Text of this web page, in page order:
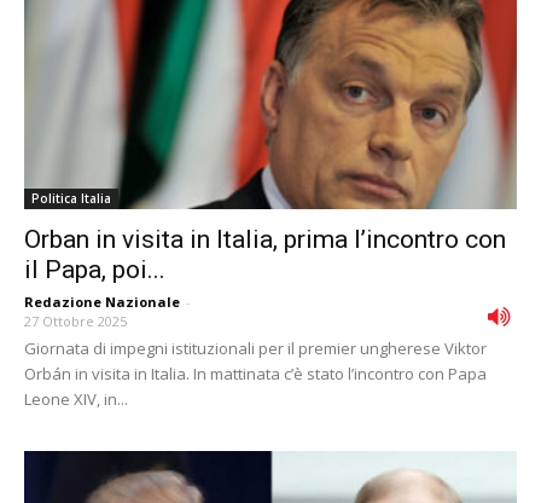
Politica Italia
Orban in visita in Italia, prima l’incontro con
il Papa, poi...
Redazione Nazionale -
27 Ottobre 2025
Giornata di impegni istituzionali per il premier ungherese Viktor
Orbán in visita in Italia. In mattinata c’è stato l’incontro con Papa
Leone XIV, in...